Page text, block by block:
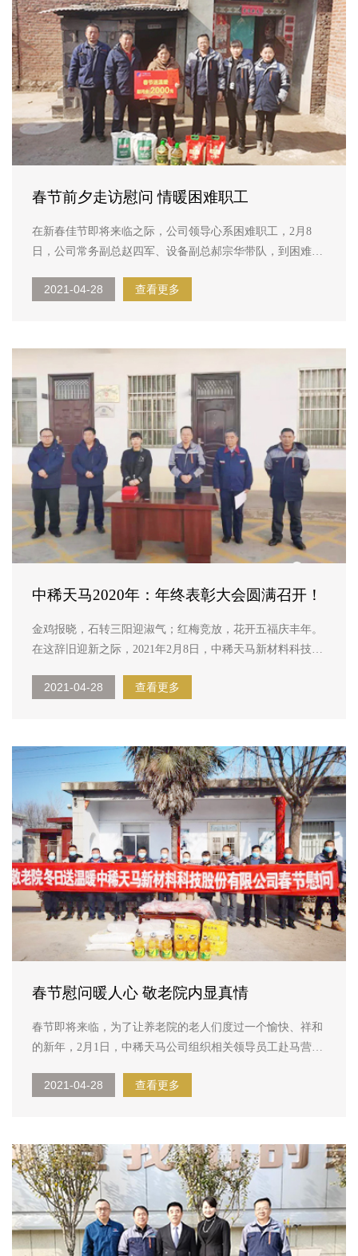
春节前夕走访慰问 情暖困难职工
在新春佳节即将来临之际，公司领导心系困难职工，2月8
日，公司常务副总赵四军、设备副总郝宗华带队，到困难职
起享受企业大家庭的温暖。 ...
2021-04-28 查看更多
中稀天马2020年：​年终表彰大会圆满召开！
金鸡报晓，石转三阳迎淑气；红梅竞放，花开五福庆丰年。
在这辞旧迎新之际，2021年2月8日，中稀天马新材料科技股
进，实现战略发展目标的关键一年，也是不平凡...
2021-04-28 查看更多
春节慰问暖人心 敬老院内显真情
春节即将来临，为了让养老院的老人们度过一个愉快、祥和
的新年，2月1日，中稀天马公司组织相关领导员工赴马营镇
院，中稀天马为老人...
2021-04-28 查看更多